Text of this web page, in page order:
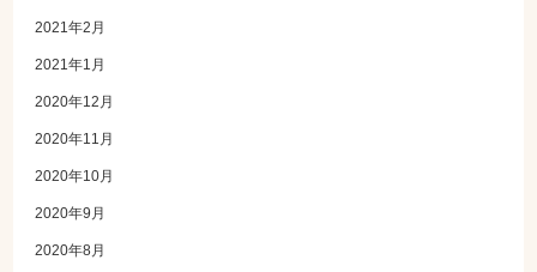
2021年2月
2021年1月
2020年12月
2020年11月
2020年10月
2020年9月
2020年8月